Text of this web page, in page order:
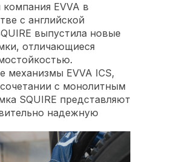
компания EVVA в
с английской
выпустила новые
отличающиеся
механизмы EVVA ICS,
с монолитным
SQUIRE представляют
надежную